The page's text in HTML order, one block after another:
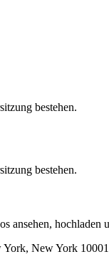
bestehen.
bestehen.
York, New York